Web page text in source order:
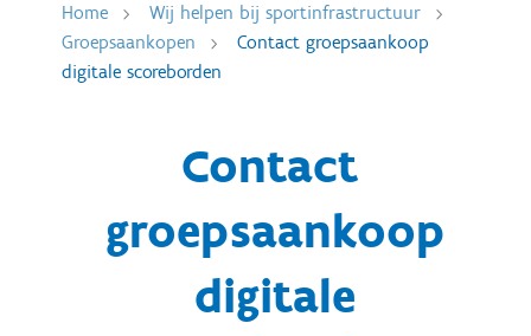
Home
Wij helpen bij sportinfrastructuur
Groepsaankopen
Contact groepsaankoop
digitale scoreborden
Contact
groepsaankoop
digitale